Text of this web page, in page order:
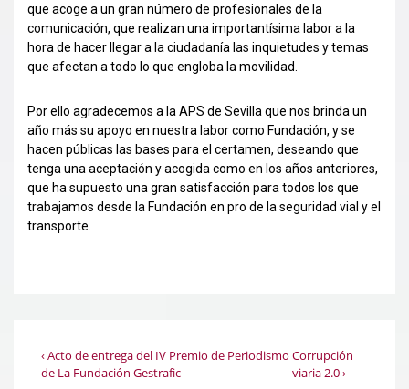
que acoge a un gran número de profesionales de la
comunicación, que realizan una importantísima labor a la
hora de hacer llegar a la ciudadanía las inquietudes y temas
que afectan a todo lo que engloba la movilidad.
Por ello agradecemos a la APS de Sevilla que nos brinda un
año más su apoyo en nuestra labor como Fundación, y se
hacen públicas las bases para el certamen, deseando que
tenga una aceptación y acogida como en los años anteriores,
que ha supuesto una gran satisfacción para todos los que
trabajamos desde la Fundación en pro de la seguridad vial y el
transporte.
Navegación
La
entrada
‹ Acto de entrega del IV Premio de Periodismo
de La Fundación Gestrafic
La
entrada
Corrupción
viaria 2.0 ›